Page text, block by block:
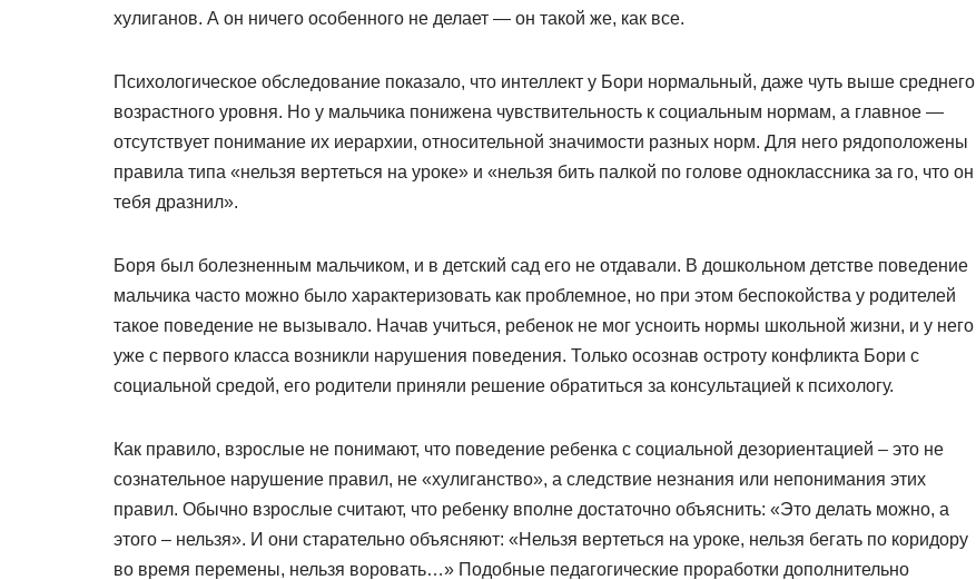
хулиганов. А он ничего особенного не делает — он такой же, как все.
Психологическое обследование показало, что интеллект у Бори нормальный, даже чуть выше среднего
возрастного уровня. Но у мальчика понижена чувствительность к социальным нормам, а главное —
отсутствует понимание их иерархии, относительной значимости разных норм. Для него рядоположены
правила типа «нельзя вертеться на уроке» и «нельзя бить палкой по голове одноклассника за го, что он
тебя дразнил».
Боря был болезненным мальчиком, и в детский сад его не отдавали. В дошкольном детстве поведение
мальчика часто можно было характеризовать как проблемное, но при этом беспокойства у родителей
такое поведение не вызывало. Начав учиться, ребенок не мог усноить нормы школьной жизни, и у него
уже с первого класса возникли нарушения поведения. Только осознав остроту конфликта Бори с
социальной средой, его родители приняли решение обратиться за консультацией к психологу.
Как правило, взрослые не понимают, что поведение ребенка с социальной дезориентацией – это не
сознательное нарушение правил, не «хулиганство», а следствие незнания или непонимания этих
правил. Обычно взрослые считают, что ребенку вполне достаточно объяснить: «Это делать можно, а
этого – нельзя». И они старательно объясняют: «Нельзя вертеться на уроке, нельзя бегать по коридору
во время перемены, нельзя воровать…» Подобные педагогические проработки дополнительно